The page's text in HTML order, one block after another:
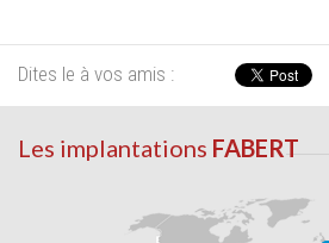
Dites le à vos amis :
Les implantations FABERT